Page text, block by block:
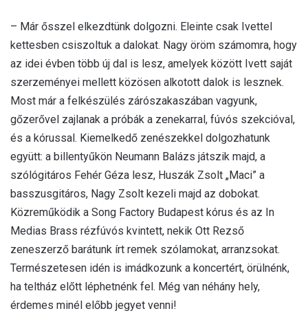
– Már ősszel elkezdtünk dolgozni. Eleinte csak Ivettel
kettesben csiszoltuk a dalokat. Nagy öröm számomra, hogy
az idei évben több új dal is lesz, amelyek között Ivett saját
szerzeményei mellett közösen alkotott dalok is lesznek.
Most már a felkészülés zárószakaszában vagyunk,
gőzerővel zajlanak a próbák a zenekarral, fúvós szekcióval,
és a kórussal. Kiemelkedő zenészekkel dolgozhatunk
együtt: a billentyűkön Neumann Balázs játszik majd, a
szólógitáros Fehér Géza lesz, Huszák Zsolt „Maci” a
basszusgitáros, Nagy Zsolt kezeli majd az dobokat.
Közreműködik a Song Factory Budapest kórus és az In
Medias Brass rézfúvós kvintett, nekik Ott Rezső
zeneszerző barátunk írt remek szólamokat, arranzsokat.
Természetesen idén is imádkozunk a koncertért, örülnénk,
ha teltház előtt léphetnénk fel. Még van néhány hely,
érdemes minél előbb jegyet venni!